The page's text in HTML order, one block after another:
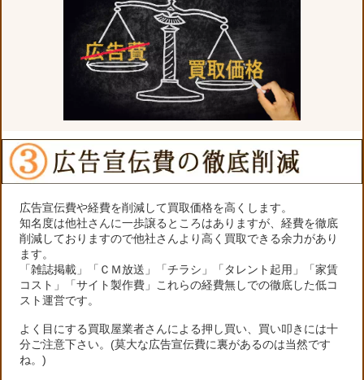
広告宣伝費や経費を削減して買取価格を高くします。
知名度は他社さんに一歩譲るところはありますが、経費を徹底
削減しておりますので他社さんより高く買取できる余力があり
ます。
「雑誌掲載」「ＣＭ放送」「チラシ」「タレント起用」「家賃
コスト」「サイト製作費」これらの経費無しでの徹底した低コ
スト運営です。
よく目にする買取屋業者さんによる押し買い、買い叩きには十
分ご注意下さい。(莫大な広告宣伝費に裏があるのは当然です
ね。)